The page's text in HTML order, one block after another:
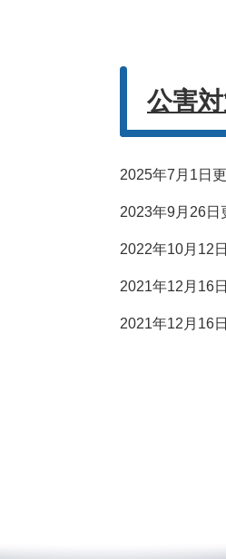
公害
2025年7月1日
2023年9月26日
2022年10月12
2021年12月16
2021年12月16